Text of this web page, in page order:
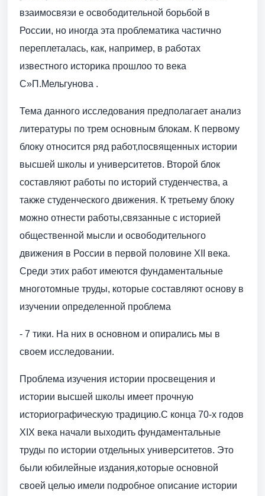
взаимосвязи е освободительной борьбой в
России, но иногда эта проблематика частично
переплеталась, как, например, в работах
известного историка прошлоо то века
С»П.Мельгунова .
Тема данного исследования предполагает анализ
литературы по трем основным блокам. К первому
блоку относится ряд работ,посвященных истории
высшей школы и университетов. Второй блок
составляют работы по историй студенчества, а
также студенческого движения. К третьему блоку
можно отнести работы,связанные с историей
общественной мысли и освободительного
движения в России в первой половине XII века.
Среди этих работ имеются фундаментальные
многотомные труды, которые составляют основу в
изучении определенной проблема
- 7 тики. На них в основном и опирались мы в
своем исследовании.
Проблема изучения истории просвещения и
истории высшей школы имеет прочную
историографическую традицию.С конца 70-х годов
XIX века начали выходить фундаментальные
труды по истории отдельных университетов. Это
были юбилейные издания,которые основной
своей целью имели подробное описание истории